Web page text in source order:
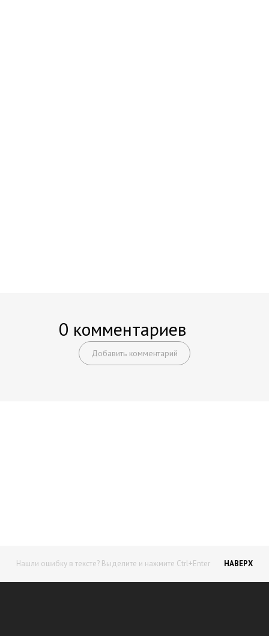
0 комментариев
Добавить комментарий
Нашли ошибку в тексте? Выделите и нажмите Ctrl+Enter НАВЕРХ